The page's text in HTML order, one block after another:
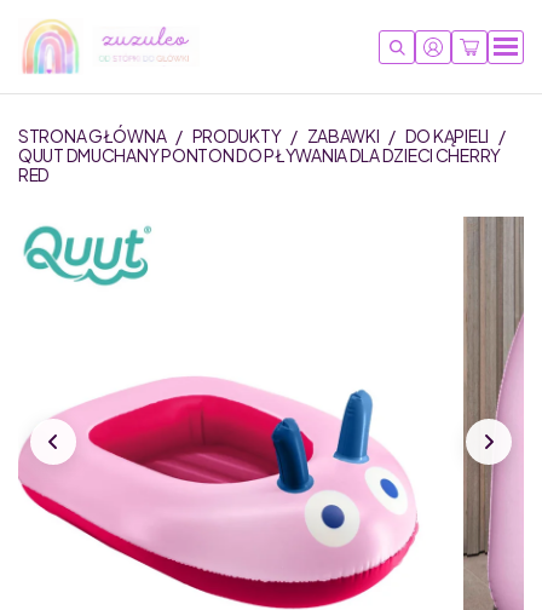
STRONA GŁÓWNA / PRODUKTY / ZABAWKI / DO KĄPIELI /
QUUT DMUCHANY PONTON DO PŁYWANIA DLA DZIECI CHERRY
RED